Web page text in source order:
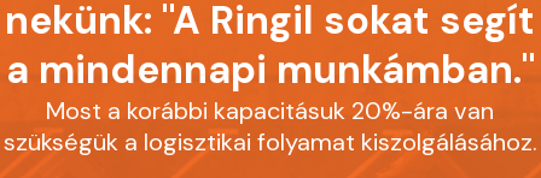
nekünk: "A Ringil sokat segít
a mindennapi munkámban."
Most a korábbi kapacitásuk 20%-ára van
szükségük a logisztikai folyamat kiszolgálásához.